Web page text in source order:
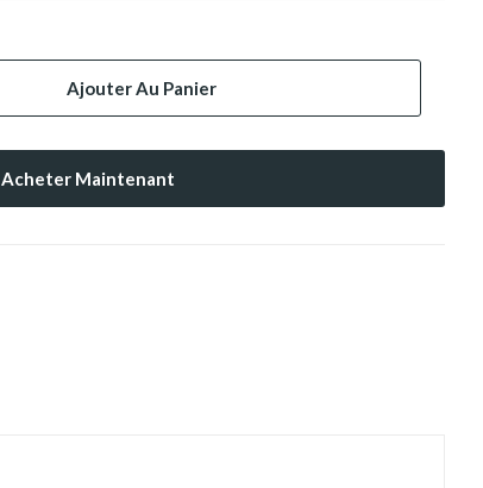
Ajouter Au Panier
Acheter Maintenant